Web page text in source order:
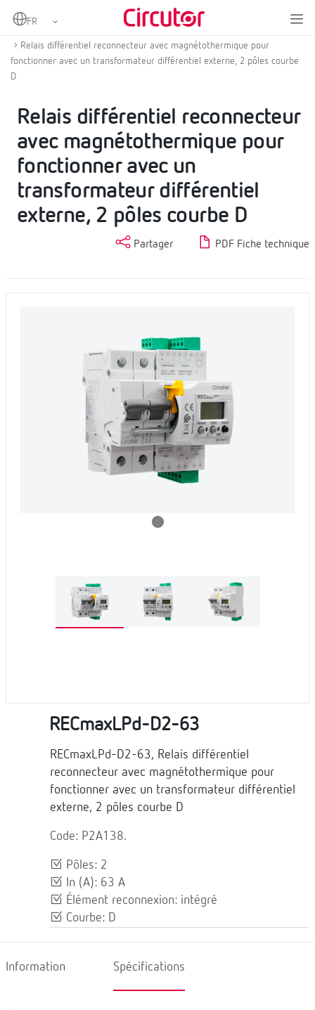
Home
Relais différentiel reconnecteur avec magnétothermique pour
fonctionner avec un transformateur différentiel externe, 2 pôles courbe
D
Relais différentiel reconnecteur
avec magnétothermique pour
fonctionner avec un
transformateur différentiel
externe, 2 pôles courbe D
Partager PDF Fiche technique
RECmaxLPd-D2-63
RECmaxLPd-D2-63, Relais différentiel
reconnecteur avec magnétothermique pour
fonctionner avec un transformateur différentiel
externe, 2 pôles courbe D
Code: P2A138.
Pôles: 2
In (A): 63 A
Élément reconnexion: intégré
Courbe: D
Information Spécifications